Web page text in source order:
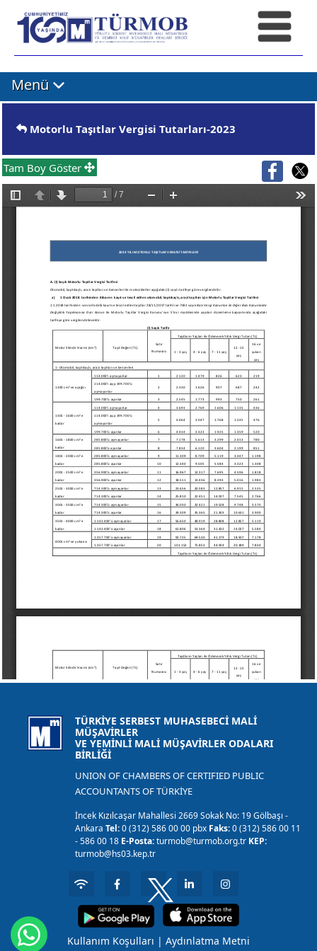
Menü
Motorlu Taşıtlar Vergisi Tutarları-2023
Tam Boy Göster
TÜRKİYE SERBEST MUHASEBECİ MALİ
MÜŞAVİRLER
VE YEMİNLİ MALİ MÜŞAVİRLER ODALARI
BİRLİĞİ
UNION OF CHAMBERS OF CERTIFIED PUBLIC
ACCOUNTANTS OF TÜRKİYE
İncek Kızılcaşar Mahallesi 2669 Sokak No: 19 Gölbaşı -
AnkaraTel:0 (312) 586 00 00 pbx Faks:0 (312) 586 00 11
- 586 00 18 E-Posta:turmob@turmob.org.tr KEP:
turmob@hs03.kep.tr
Kullanım Koşulları | Aydınlatma Metni